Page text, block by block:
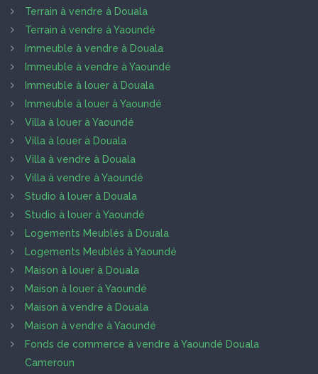
Terrain à vendre à Douala
Terrain à vendre à Yaoundé
Immeuble à vendre à Douala
Immeuble à vendre à Yaoundé
Immeuble à louer à Douala
Immeuble à louer à Yaoundé
Villa à louer à Yaoundé
Villa à louer à Douala
Villa à vendre à Douala
Villa à vendre à Yaoundé
Studio à louer à Douala
Studio à louer à Yaoundé
Logements Meublés à Douala
Logements Meublés à Yaoundé
Maison à louer à Douala
Maison à louer à Yaoundé
Maison à vendre à Douala
Maison à vendre à Yaoundé
Fonds de commerce à vendre à Yaoundé Douala
Cameroun